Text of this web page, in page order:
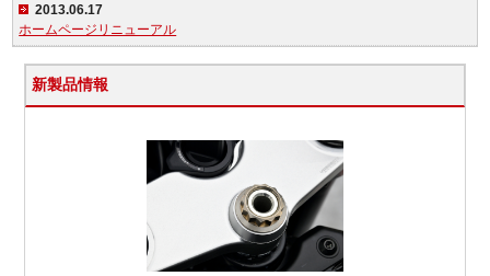
2013.06.17
ホームページリニューアル
新製品情報